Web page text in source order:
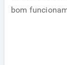
bom